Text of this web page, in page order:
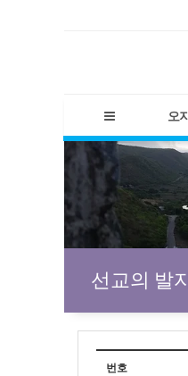
오
선교의 발
번호